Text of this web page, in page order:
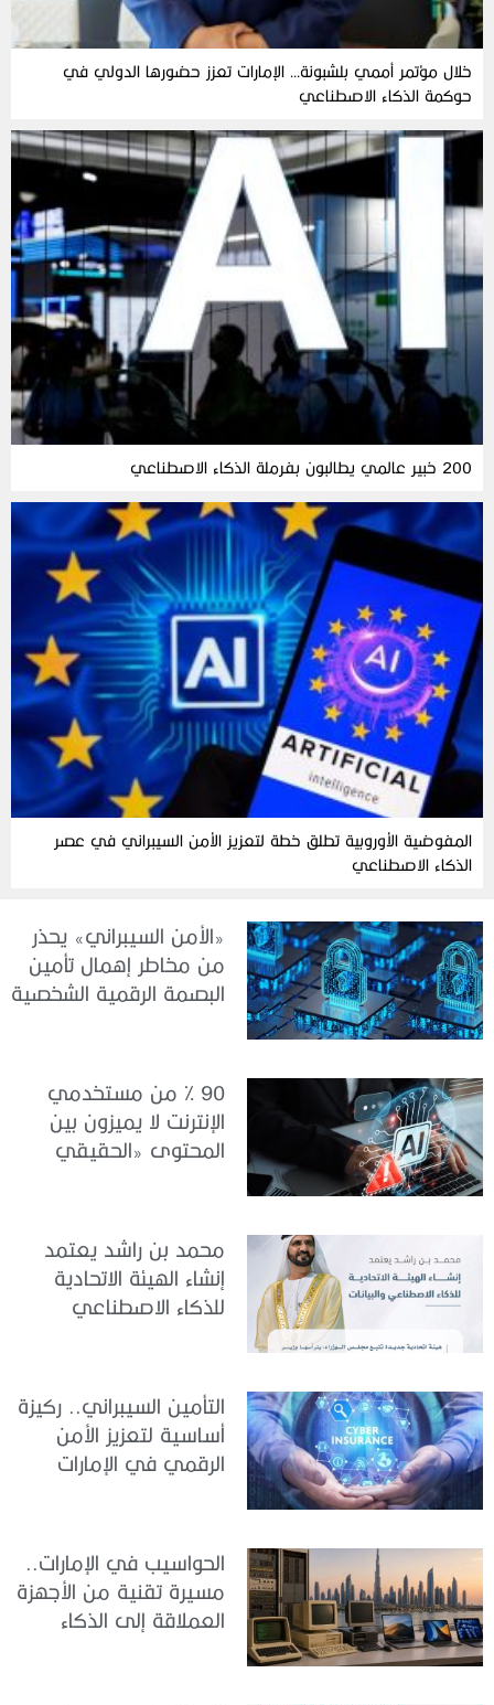
خلال مؤتمر أممي بلشبونة… الإمارات تعزز حضورها الدولي في
حوكمة الذكاء الاصطناعي
200 خبير عالمي يطالبون بفرملة الذكاء الاصطناعي
المفوضية الأوروبية تطلق خطة لتعزيز الأمن السيبراني في عصر
الذكاء الاصطناعي
«الأمن السيبراني» يحذر
من مخاطر إهمال تأمين
البصمة الرقمية الشخصية
90 % من مستخدمي
الإنترنت لا يميزون بين
المحتوى «الحقيقي
محمد بن راشد يعتمد
إنشاء الهيئة الاتحادية
للذكاء الاصطناعي
التأمين السيبراني.. ركيزة
أساسية لتعزيز الأمن
الرقمي في الإمارات
الحواسيب في الإمارات..
مسيرة تقنية من الأجهزة
العملاقة إلى الذكاء